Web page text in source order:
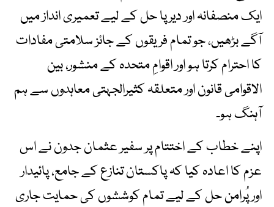
ایک منصفانہ اور دیرپا حل کے لیے تعمیری انداز میں
آگے بڑھیں، جو تمام فریقوں کے جائز سلامتی مفادات
کا احترام کرتا ہو اور اقوامِ متحدہ کے منشور، بین
الاقوامی قانون اور متعلقہ کثیرالجہتی معاہدوں سے ہم
آہنگ ہو۔
اپنے خطاب کے اختتام پر سفیر عثمان جدون نے اس
عزم کا اعادہ کیا کہ پاکستان تنازع کے جامع، پائیدار
اور پُرامن حل کے لیے تمام کوششوں کی حمایت جاری